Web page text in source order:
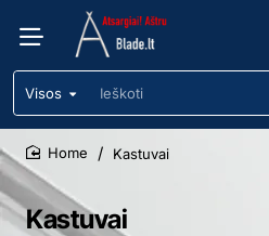
Visos
Ieškoti
Kastuvai
home
Kastuvai